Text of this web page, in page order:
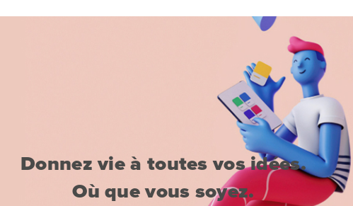
Donnez vie à toutes vos idées.
Où que vous soyez.